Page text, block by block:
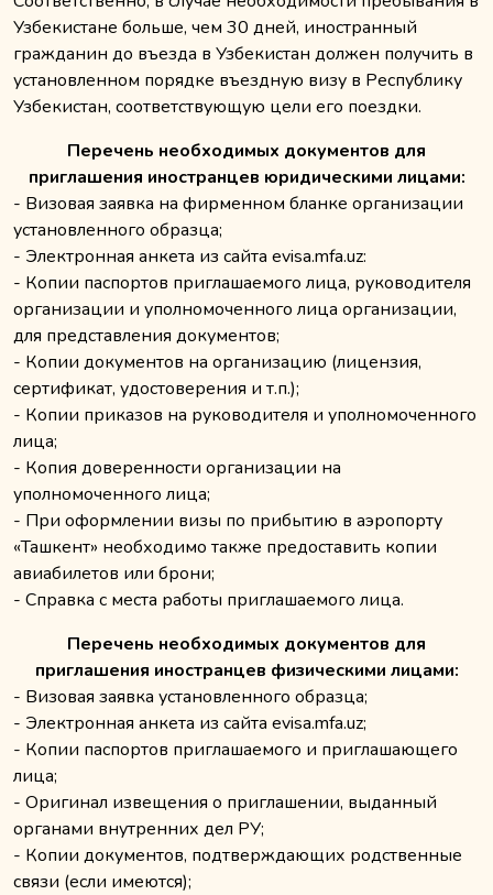
Узбекистане больше, чем 30 дней, иностранный
гражданин до въезда в Узбекистан должен получить в
установленном порядке въездную визу в Республику
Узбекистан, соответствующую цели его поездки.
Перечень необходимых документов для
приглашения иностранцев юридическими лицами:
- Визовая заявка на фирменном бланке организации
установленного образца;
- Электронная анкета из сайта evisa.mfa.uz:
- Копии паспортов приглашаемого лица, руководителя
организации и уполномоченного лица организации,
для представления документов;
- Копии документов на организацию (лицензия,
сертификат, удостоверения и т.п.);
- Копии приказов на руководителя и уполномоченного
лица;
- Копия доверенности организации на
уполномоченного лица;
- При оформлении визы по прибытию в аэропорту
«Ташкент» необходимо также предоставить копии
авиабилетов или брони;
- Справка с места работы приглашаемого лица.
Перечень необходимых документов для
приглашения иностранцев физическими лицами:
- Визовая заявка установленного образца;
- Электронная анкета из сайта evisa.mfa.uz;
- Копии паспортов приглашаемого и приглашающего
лица;
- Оригинал извещения о приглашении, выданный
органами внутренних дел РУ;
- Копии документов, подтверждающих родственные
связи (если имеются);